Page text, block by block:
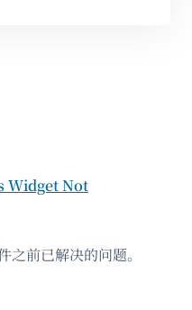
Widget Not
之前已解决的问题。